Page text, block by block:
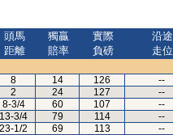
頭馬
距離
獨贏
賠率
實際
負磅
沿途
走位
8 14 126 --
2 24 127 --
8-3/4 60 107 --
13-3/4 79 114 --
23-1/2 69 113 --